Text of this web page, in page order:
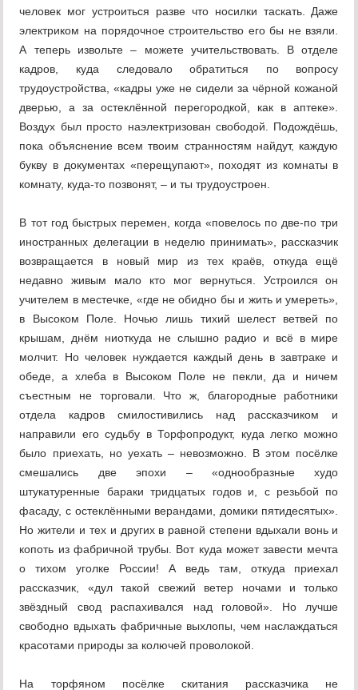
человек мог устроиться разве что носилки таскать. Даже
электриком на порядочное строительство его бы не взяли.
А теперь извольте – можете учительствовать. В отделе
кадров, куда следовало обратиться по вопросу
трудоустройства, «кадры уже не сидели за чёрной кожаной
дверью, а за остеклённой перегородкой, как в аптеке».
Воздух был просто наэлектризован свободой. Подождёшь,
пока объяснение всем твоим странностям найдут, каждую
букву в документах «перещупают», походят из комнаты в
комнату, куда-то позвонят, – и ты трудоустроен.
В тот год быстрых перемен, когда «повелось по две-по три
иностранных делегации в неделю принимать», рассказчик
возвращается в новый мир из тех краёв, откуда ещё
недавно живым мало кто мог вернуться. Устроился он
учителем в местечке, «где не обидно бы и жить и умереть»,
в Высоком Поле. Ночью лишь тихий шелест ветвей по
крышам, днём ниоткуда не слышно радио и всё в мире
молчит. Но человек нуждается каждый день в завтраке и
обеде, а хлеба в Высоком Поле не пекли, да и ничем
съестным не торговали. Что ж, благородные работники
отдела кадров смилостивились над рассказчиком и
направили его судьбу в Торфопродукт, куда легко можно
было приехать, но уехать – невозможно. В этом посёлке
смешались две эпохи – «однообразные худо
штукатуренные бараки тридцатых годов и, с резьбой по
фасаду, с остеклёнными верандами, домики пятидесятых».
Но жители и тех и других в равной степени вдыхали вонь и
копоть из фабричной трубы. Вот куда может завести мечта
о тихом уголке России! А ведь там, откуда приехал
рассказчик, «дул такой свежий ветер ночами и только
звёздный свод распахивался над головой». Но лучше
свободно вдыхать фабричные выхлопы, чем наслаждаться
красотами природы за колючей проволокой.
На торфяном посёлке скитания рассказчика не